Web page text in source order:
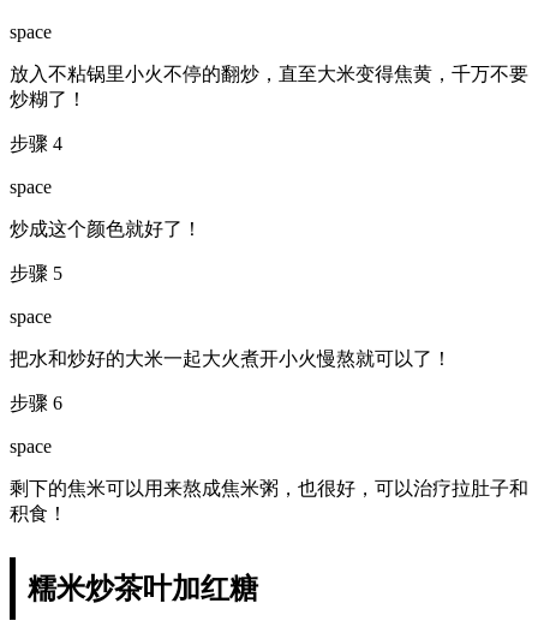
space
放入不粘锅里小火不停的翻炒，直至大米变得焦黄，千万不要
炒糊了！
步骤 4
space
炒成这个颜色就好了！
步骤 5
space
把水和炒好的大米一起大火煮开小火慢熬就可以了！
步骤 6
space
剩下的焦米可以用来熬成焦米粥，也很好，可以治疗拉肚子和
积食！
糯米炒茶叶加红糖